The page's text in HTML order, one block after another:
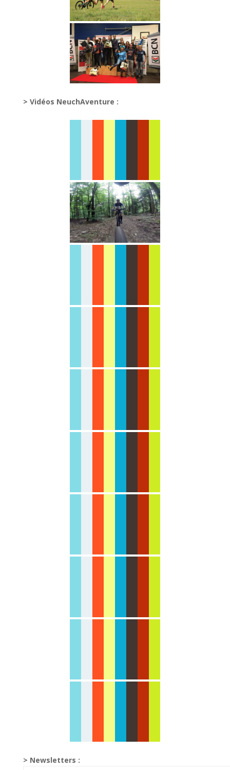
> Vidéos NeuchAventure :
> Newsletters :